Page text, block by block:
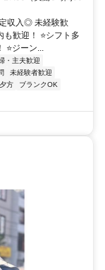
収入◎ 未経験歓
歓迎！ ⭐シフト多
⭐ジーン...
・主夫歓迎
未経験者歓迎
夕方
ブランクOK